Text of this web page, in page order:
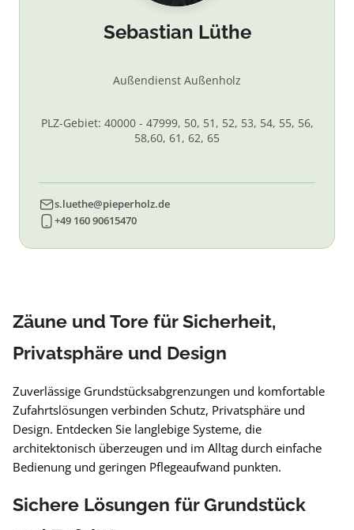
Sebastian Lüthe
Außendienst Außenholz
PLZ-Gebiet: 40000 - 47999, 50, 51, 52, 53, 54, 55, 56,
58,60, 61, 62, 65
s.luethe@pieperholz.de
+49 160 90615470
Zäune und Tore für Sicherheit,
Privatsphäre und Design
Zuverlässige Grundstücksabgrenzungen und komfortable
Zufahrtslösungen verbinden Schutz, Privatsphäre und
Design. Entdecken Sie langlebige Systeme, die
architektonisch überzeugen und im Alltag durch einfache
Bedienung und geringen Pflegeaufwand punkten.
Sichere Lösungen für Grundstück